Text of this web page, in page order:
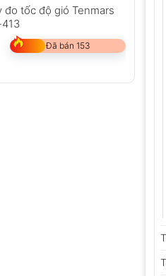
đo tốc độ gió Tenmars
Đã bán 153